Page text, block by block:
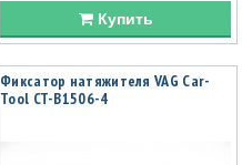
Купить
Фиксатор натяжителя VAG Car-
Tool CT-B1506-4